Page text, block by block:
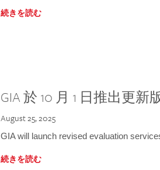
続きを読む
GIA 於 10 月 1 日推出更
August 25, 2025
GIA will launch revised evaluation
続きを読む